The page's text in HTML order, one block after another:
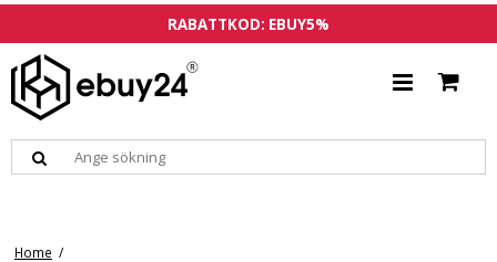
RABATTKOD: EBUY5%
Home /